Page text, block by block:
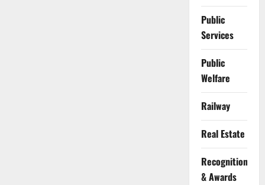
Public
Services
Public
Welfare
Railway
Real Estate
Recognition
& Awards